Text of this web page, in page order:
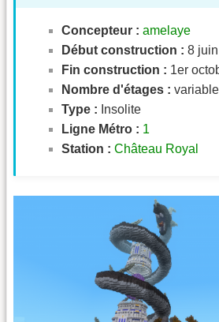
Concepteur : amelaye
Début construction : 8
Fin construction : 1er
Nombre d'étages : variable
Type : Insolite
Ligne Métro : 1
Station : Château Royal